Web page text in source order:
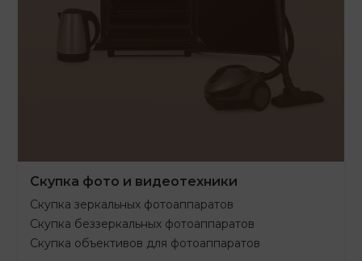
Скупка фото и видеотехники
Скупка зеркальных фотоаппаратов
Скупка беззеркальных фотоаппаратов
Скупка объективов для фотоаппаратов